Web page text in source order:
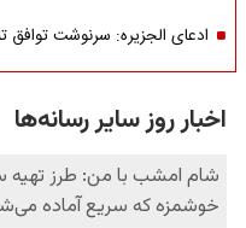
ادعای الجزیره: سرنوشت توافق